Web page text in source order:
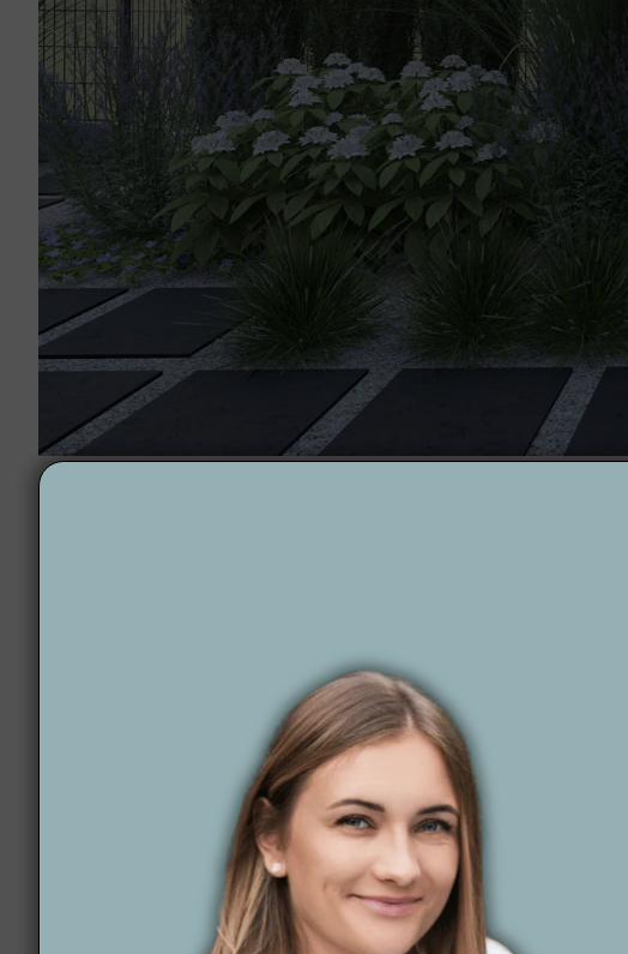
Projektowanie ogrodów Gdańsk
Chcesz zaprojektować ogród w Gdańsku?
automatyce ogrodowej, zapewniamy projekty dopasowane
Dlaczego warto wybrać
Terminowość – Realizujemy projekty na czas, dbając o każdy
Automatyka ogrodowa – Oferujemy nowoczesne systemy
Lokalni specjaliści – Współpraca z zaufanymi fachowcami